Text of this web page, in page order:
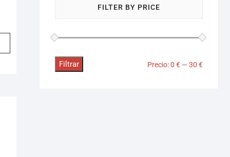
FILTER BY PRICE
Filtrar Precio:0 € —30 €